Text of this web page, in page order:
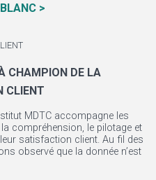
>
CHAMPION DE LA
CLIENT
MDTC accompagne les
compréhension, le pilotage et
satisfaction client. Au fil des
observé que la donnée n’est